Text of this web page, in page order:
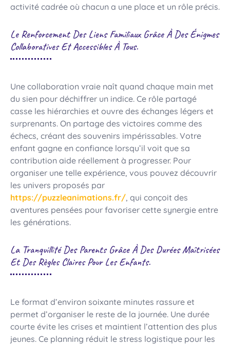
activité cadrée où chacun a une place et un rôle précis.
Le Renforcement Des Liens Familiaux Grâce À Des Énigmes
Collaboratives Et Accessibles À Tous.
Une collaboration vraie naît quand chaque main met
du sien pour déchiffrer un indice. Ce rôle partagé
casse les hiérarchies et ouvre des échanges légers et
surprenants. On partage des victoires comme des
échecs, créant des souvenirs impérissables. Votre
enfant gagne en confiance lorsqu’il voit que sa
contribution aide réellement à progresser. Pour
organiser une telle expérience, vous pouvez découvrir
les univers proposés par
https://puzzleanimations.fr/, qui conçoit des
aventures pensées pour favoriser cette synergie entre
les générations.
La Tranquillité Des Parents Grâce À Des Durées Maîtrisées
Et Des Règles Claires Pour Les Enfants.
Le format d’environ soixante minutes rassure et
permet d’organiser le reste de la journée. Une durée
courte évite les crises et maintient l’attention des plus
jeunes. Ce planning réduit le stress logistique pour les